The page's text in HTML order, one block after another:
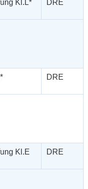
Kl.L* DRE
DRE
Kl.E DRE